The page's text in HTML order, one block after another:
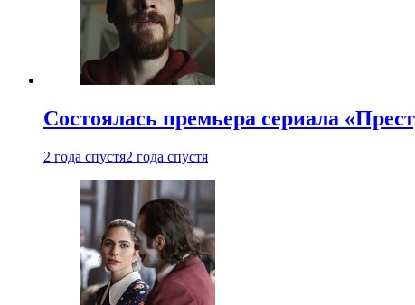
Состоялась премьера сериала
2 года спустя2 года спустя